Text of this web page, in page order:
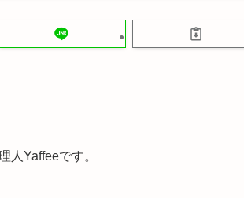
人Yaffeeです。